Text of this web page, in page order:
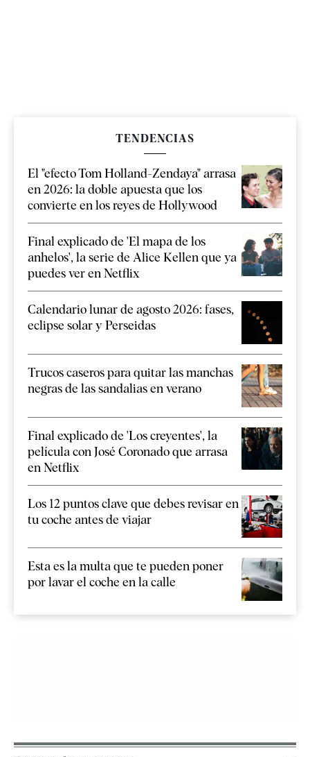
TENDENCIAS
El "efecto Tom Holland-Zendaya" arrasa
en 2026: la doble apuesta que los
convierte en los reyes de Hollywood
Final explicado de 'El mapa de los
anhelos', la serie de Alice Kellen que ya
puedes ver en Netflix
Calendario lunar de agosto 2026: fases,
eclipse solar y Perseidas
Trucos caseros para quitar las manchas
negras de las sandalias en verano
Final explicado de 'Los creyentes', la
película con José Coronado que arrasa
en Netflix
Los 12 puntos clave que debes revisar en
tu coche antes de viajar
Esta es la multa que te pueden poner
por lavar el coche en la calle